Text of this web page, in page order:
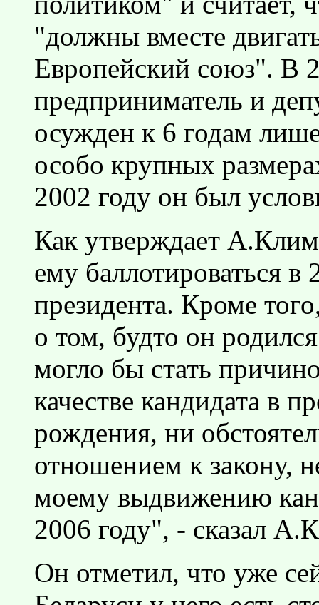
"должны вместе
Европейский союз". В
предприниматель и
осужден к 6 годам
особо крупных
2002 году он был
Как утверждает
ему баллотироваться в
президента. Кроме
о том, будто он
могло бы стать
качестве кандидата в
рождения, ни
отношением к закону,
моему выдвижению
2006 году", - сказал
Он отметил, что уже